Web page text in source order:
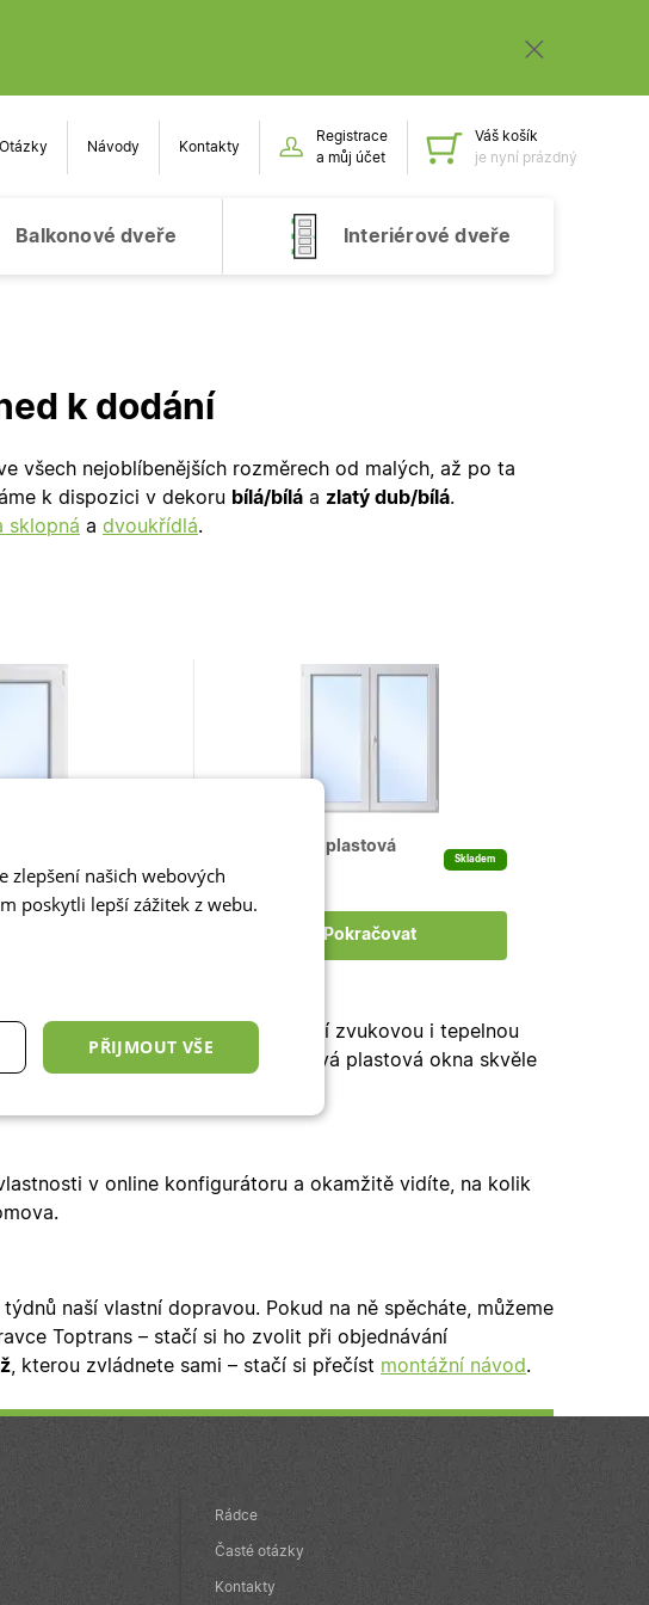
Otázky Návody Kontakty
Registrace
a můj účet
Obsah
Váš košík
je nyní prázdný
Balkonové dveře Interiérové dveře
k dodání
všech nejoblíbenějších rozměrech od malých, až po ta
k dispozici v dekoru bílá/bílá a zlatý dub/bílá.
sklopná a dvoukřídlá.
Dvoukřídlá plastová
Skladem
Pokračovat
rám a
pro kvalitní zvukovou i tepelnou
snadné ovládání i větrání. Skladová plastová okna skvěle
v online konfigurátoru a okamžitě vidíte, na kolik
naší vlastní dopravou. Pokud na ně spěcháte, můžeme
Toptrans – stačí si ho zvolit při objednávání
, kterou zvládnete sami – stačí si přečíst montážní návod.
Rádce
Časté otázky
Kontakty
zlepšení našich webových
poskytli lepší zážitek z webu.
PŘIJMOUT VŠE
Funkční cookies
Funkční cookies
uživatele a správa účtu. Webové
identifikaci zařízení, která mají
specifické verze stránky a
zážitek.
k rozlišení mezi lidmi a roboty. To
podávat platné zprávy o